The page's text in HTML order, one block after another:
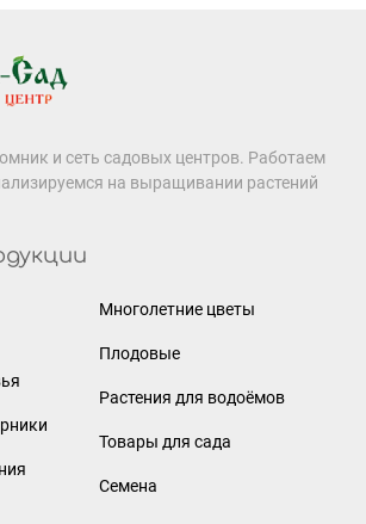
и сеть садовых центров. Работаем
на выращивании растений
Многолетние цветы
Плодовые
Растения для водоёмов
Товары для сада
Семена